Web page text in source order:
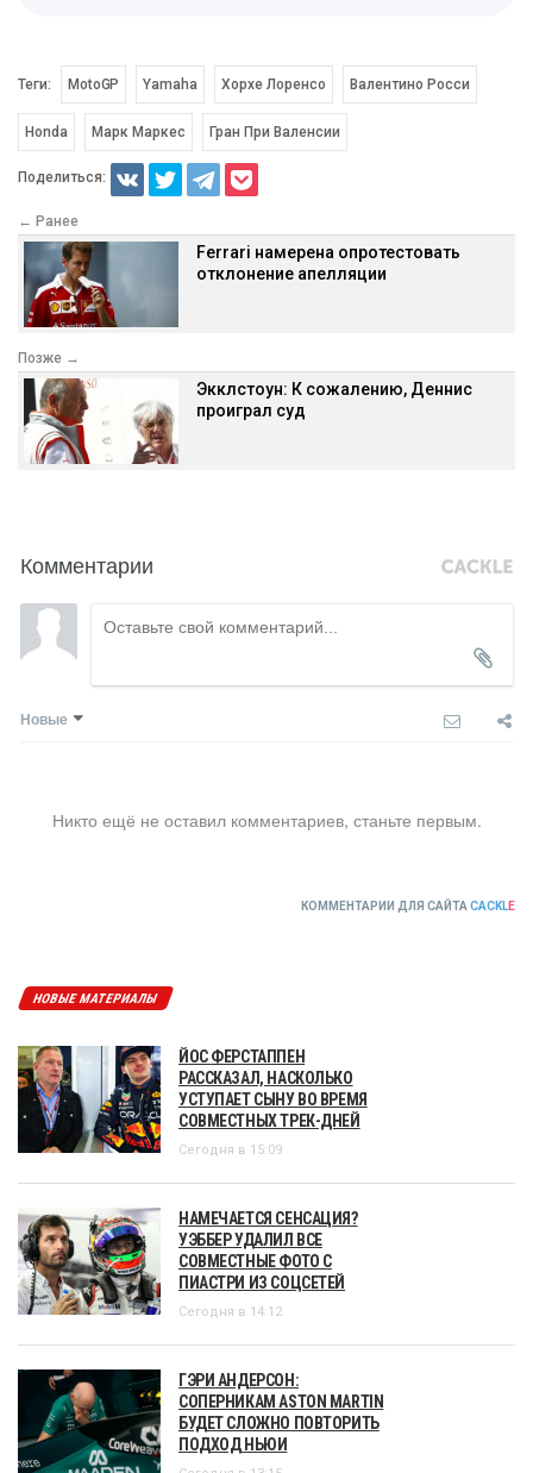
Теги: MotoGP Yamaha Хорхе Лоренсо Валентино Росси
Honda Марк Маркес Гран При Валенсии
Поделиться:
← Ранее
Ferrari намерена опротестовать
отклонение апелляции
Позже →
Экклстоун: К сожалению, Деннис
проиграл суд
Комментарии
Новые
Никто ещё не оставил комментариев, станьте первым.
КОММЕНТАРИИ ДЛЯ САЙТА CACKLE
НОВЫЕ МАТЕРИАЛЫ
ЙОС ФЕРСТАППЕН
РАССКАЗАЛ, НАСКОЛЬКО
УСТУПАЕТ СЫНУ ВО ВРЕМЯ
СОВМЕСТНЫХ ТРЕК-ДНЕЙ
Сегодня в 15:09
НАМЕЧАЕТСЯ СЕНСАЦИЯ?
УЭББЕР УДАЛИЛ ВСЕ
СОВМЕСТНЫЕ ФОТО С
ПИАСТРИ ИЗ СОЦСЕТЕЙ
Сегодня в 14:12
ГЭРИ АНДЕРСОН:
СОПЕРНИКАМ ASTON MARTIN
БУДЕТ СЛОЖНО ПОВТОРИТЬ
ПОДХОД НЬЮИ